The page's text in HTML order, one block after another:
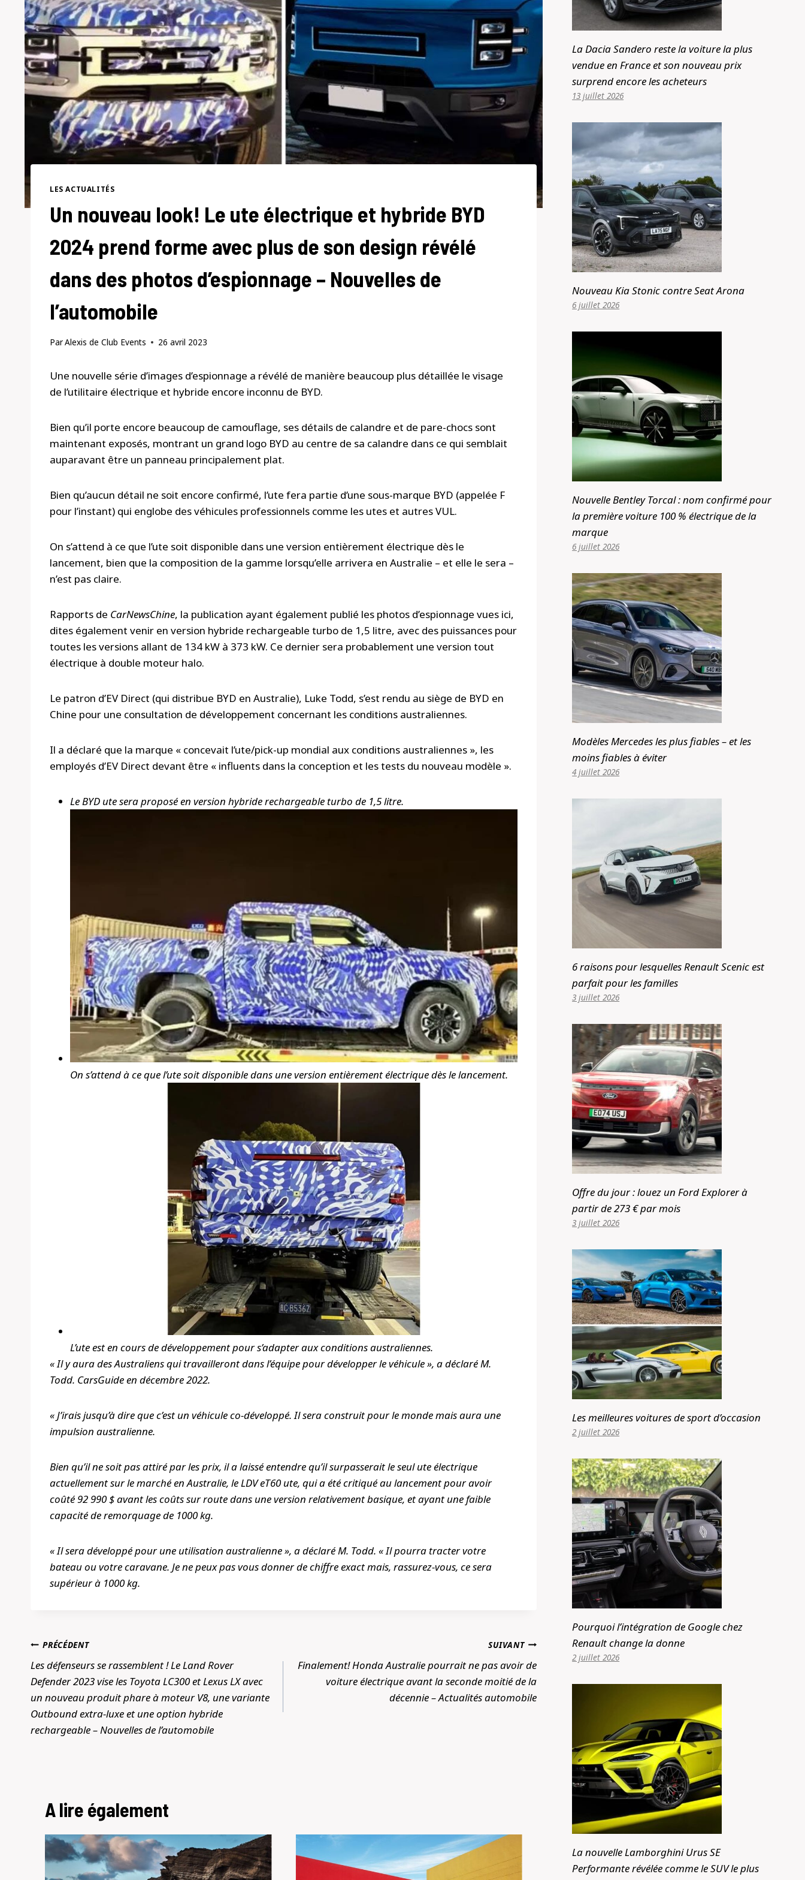
LES ACTUALITÉS
Un nouveau look! Le ute électrique et hybride BYD
2024 prend forme avec plus de son design révélé
dans des photos d’espionnage – Nouvelles de
l’automobile
ParAlexis de Club Events 26 avril 2023
Une nouvelle série d’images d’espionnage a révélé de manière beaucoup plus détaillée le visage
de l’utilitaire électrique et hybride encore inconnu de BYD.
Bien qu’il porte encore beaucoup de camouflage, ses détails de calandre et de pare-chocs sont
maintenant exposés, montrant un grand logo BYD au centre de sa calandre dans ce qui semblait
auparavant être un panneau principalement plat.
Bien qu’aucun détail ne soit encore confirmé, l’ute fera partie d’une sous-marque BYD (appelée F
pour l’instant) qui englobe des véhicules professionnels comme les utes et autres VUL.
On s’attend à ce que l’ute soit disponible dans une version entièrement électrique dès le
lancement, bien que la composition de la gamme lorsqu’elle arrivera en Australie – et elle le sera –
n’est pas claire.
Rapports de CarNewsChine, la publication ayant également publié les photos d’espionnage vues ici,
dites également venir en version hybride rechargeable turbo de 1,5 litre, avec des puissances pour
toutes les versions allant de 134 kW à 373 kW. Ce dernier sera probablement une version tout
électrique à double moteur halo.
Le patron d’EV Direct (qui distribue BYD en Australie), Luke Todd, s’est rendu au siège de BYD en
Chine pour une consultation de développement concernant les conditions australiennes.
Il a déclaré que la marque « concevait l’ute/pick-up mondial aux conditions australiennes », les
employés d’EV Direct devant être « influents dans la conception et les tests du nouveau modèle ».
Le BYD ute sera proposé en version hybride rechargeable turbo de 1,5 litre.
On s’attend à ce que l’ute soit disponible dans une version entièrement électrique dès le lancement.
L’ute est en cours de développement pour s’adapter aux conditions australiennes.
« Il y aura des Australiens qui travailleront dans l’équipe pour développer le véhicule », a déclaré M.
Todd. CarsGuideen décembre 2022.
« J’irais jusqu’à dire que c’est un véhicule co-développé. Il sera construit pour le monde mais aura une
impulsion australienne.
Bien qu’il ne soit pas attiré par les prix, il a laissé entendre qu’il surpasserait le seul ute électrique
actuellement sur le marché en Australie, le LDV eT60 ute, qui a été critiqué au lancement pour avoir
coûté 92 990 $ avant les coûts sur route dans une version relativement basique, et ayant une faible
capacité de remorquage de 1000 kg.
« Il sera développé pour une utilisation australienne », a déclaré M. Todd. « Il pourra tracter votre
bateau ou votre caravane. Je ne peux pas vous donner de chiffre exact mais, rassurez-vous, ce sera
supérieur à 1000 kg.
Navigation
de
l’article
PRÉCÉDENT
Les défenseurs se rassemblent ! Le Land Rover
Defender 2023 vise les Toyota LC300 et Lexus LX avec
un nouveau produit phare à moteur V8, une variante
Outbound extra-luxe et une option hybride
rechargeable – Nouvelles de l’automobile
SUIVANT
Finalement! Honda Australie pourrait ne pas avoir de
voiture électrique avant la seconde moitié de la
décennie – Actualités automobile
A lire également
La Dacia Sandero reste la voiture la plus
vendue en France et son nouveau prix
surprend encore les acheteurs
13 juillet 2026
Nouveau Kia Stonic contre Seat Arona
6 juillet 2026
Nouvelle Bentley Torcal : nom confirmé pour
la première voiture 100 % électrique de la
marque
6 juillet 2026
Modèles Mercedes les plus fiables – et les
moins fiables à éviter
4 juillet 2026
6 raisons pour lesquelles Renault Scenic est
parfait pour les familles
3 juillet 2026
Offre du jour : louez un Ford Explorer à
partir de 273 € par mois
3 juillet 2026
Les meilleures voitures de sport d’occasion
2 juillet 2026
Pourquoi l’intégration de Google chez
Renault change la donne
2 juillet 2026
La nouvelle Lamborghini Urus SE
Performante révélée comme le SUV le plus